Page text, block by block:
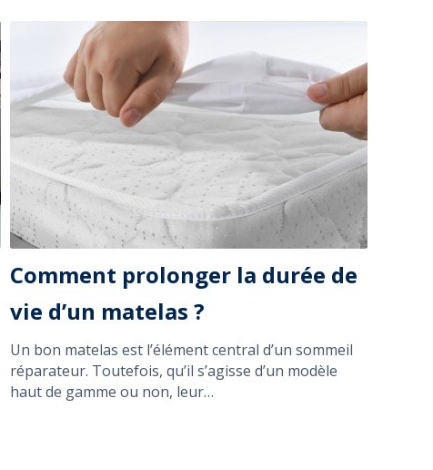
Comment prolonger la durée de
vie d’un matelas ?
Un bon matelas est l’élément central d’un sommeil
réparateur. Toutefois, qu’il s’agisse d’un modèle
haut de gamme ou non, leur…